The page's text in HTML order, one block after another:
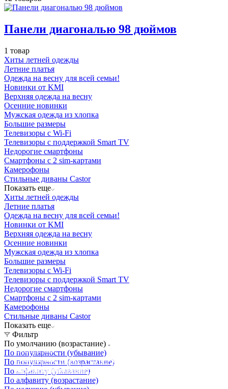
Панели диагональю 98 дюймов
1 товар
Хиты летней одежды
Летние платья
Одежда на весну для всей семьи!
Новинки от KMI
Верхняя одежда на весну
Осенние новинки
Мужская одежда из хлопка
Большие размеры
Телевизоры с Wi-Fi
Телевизоры с поддержкой Smart TV
Недорогие смартфоны
Смартфоны с 2 sim-картами
Камерофоны
Стильные диваны Castor
Показать еще
Хиты летней одежды
Летние платья
Одежда на весну для всей семьи!
Новинки от KMI
Верхняя одежда на весну
Осенние новинки
Мужская одежда из хлопка
Большие размеры
Телевизоры с Wi-Fi
Телевизоры с поддержкой Smart TV
Недорогие смартфоны
Смартфоны с 2 sim-картами
Камерофоны
Стильные диваны Castor
Показать еще
Фильтр
По умолчанию (возрастание)
По популярности (убывание)
По популярности (возрастание)
По алфавиту (убывание)
По алфавиту (возрастание)
Освещение
Здания префектуры ТиНАО
Освещение
Калужский завод путевых машин и гидроприводов
Освещение
СТРОИТЕЛЬНЫЙ ГИПЕРМАРКЕТ «ЛЕРУА
МЕРЛЕН»
Освещение
Железнодорожный вокзал Арзамас-1